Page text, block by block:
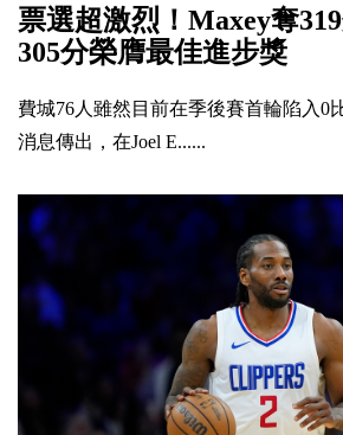
票選超激烈！Maxey奪
305分榮膺最佳進步獎
費城76人雖然目前在季後賽首輪陷入0
消息傳出，在Joel E......